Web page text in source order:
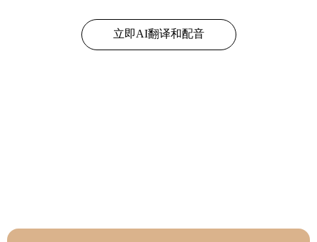
立即AI翻译和配音